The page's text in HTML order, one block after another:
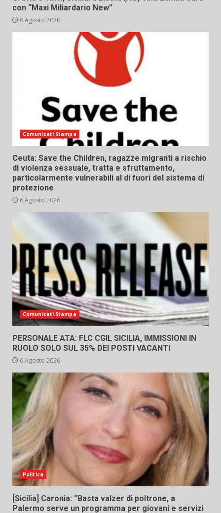
con “Maxi Miliardario New”
6 Agosto 2026
Comunicati Stampa
Ceuta: Save the Children, ragazze migranti a rischio
di violenza sessuale, tratta e sfruttamento,
particolarmente vulnerabili al di fuori del sistema di
protezione
6 Agosto 2026
Comunicati Stampa
PERSONALE ATA: FLC CGIL SICILIA, IMMISSIONI IN
RUOLO SOLO SUL 35% DEI POSTI VACANTI
6 Agosto 2026
Politica
[Sicilia] Caronia: “Basta valzer di poltrone, a
Palermo serve un programma per giovani e servizi